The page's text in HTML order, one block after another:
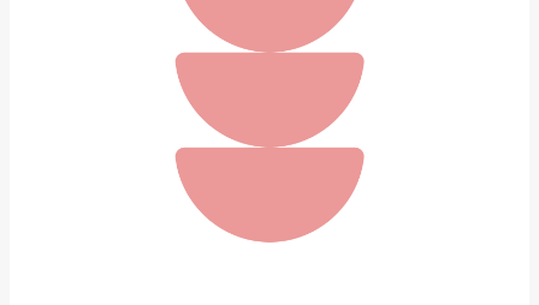
Туфли BALENCIAGA Flex Fur
124 301 ₽